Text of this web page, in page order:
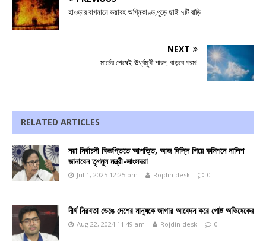
হাওড়ার বাগনানে ভয়াবহ অগ্নিকাণ্ড,পুড়ে ছাই ৭টি বাড়ি
NEXT
মার্চের শেষেই ঊর্ধ্বমুখী পারদ, বাড়বে গরম!
RELATED ARTICLES
নয়া নির্বাচনী বিজ্ঞপ্তিতে আপত্তি, আজ দিল্লি গিয়ে কমিশনে নালিশ
জানাবেন তৃণমূল মন্ত্রী-সাংসদরা
Jul 1, 2025 12:25 pm Rojdin desk 0
দীর্ঘ নিরবতা ভেঙে দেশের মানুষকে জাগার আবেদন করে পোষ্ট অভিষেকের
Aug 22, 2024 11:49 am Rojdin desk 0